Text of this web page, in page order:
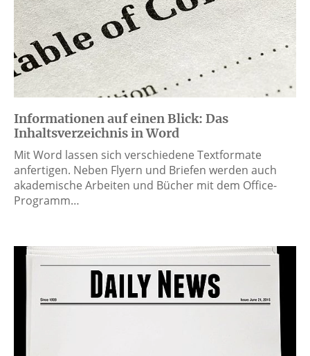
Informationen auf einen Blick: Das
Inhaltsverzeichnis in Word
Mit Word lassen sich verschiedene Textformate
anfertigen. Neben Flyern und Briefen werden auch
akademische Arbeiten und Bücher mit dem Office-
Programm…